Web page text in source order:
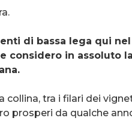
di bassa lega qui
considero in assoluto
tra i filari dei
prosperi da qualche